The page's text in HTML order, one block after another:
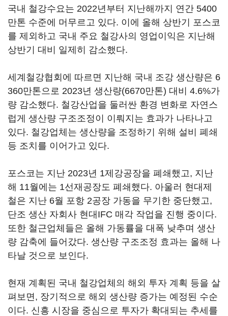
국내 철강수요는 2022년부터 지난해까지 연간 5400
만톤 수준에 머무르고 있다. 이에 올해 상반기 포스코
를 제외하고 국내 주요 철강사의 영업이익은 지난해
상반기 대비 일제히 감소했다.
세계철강협회에 따르면 지난해 국내 조강 생산량은 6
360만톤으로 2023년 생산량(6670만톤) 대비 4.6%가
량 감소했다. 철강산업을 둘러싼 환경 변화로 자연스
럽게 생산량 구조조정이 이뤄지는 효과가 나타나고
있다. 철강업체는 생산량을 조정하기 위해 설비 폐쇄
등 조치를 이어가고 있다.
포스코는 지난 2023년 1제강공장을 폐쇄했고, 지난
해 11월에는 1선재공장도 폐쇄했다. 아울러 현대제
철은 지난 6월 포항 2공장 가동을 무기한 중단했고,
단조 생산 자회사 현대IFC 매각 작업을 진행 중이다.
또한 철근업체들은 올해 가동률을 대폭 낮추며 생산
량 감축에 들어갔다. 생산량 구조조정 효과는 올해 나
타날 것으로 보인다.
현재 계획된 국내 철강업체의 해외 투자 계획 등을 살
펴보면, 장기적으로 해외 생산량 증가는 예정된 수순
이다. 신흥 시장을 중심으로 투자가 확대되는 추세를